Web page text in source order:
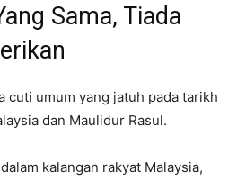
Sama, Tiada
cuti umum yang jatuh pada tarikh
dan Maulidur Rasul.
kalangan rakyat Malaysia,